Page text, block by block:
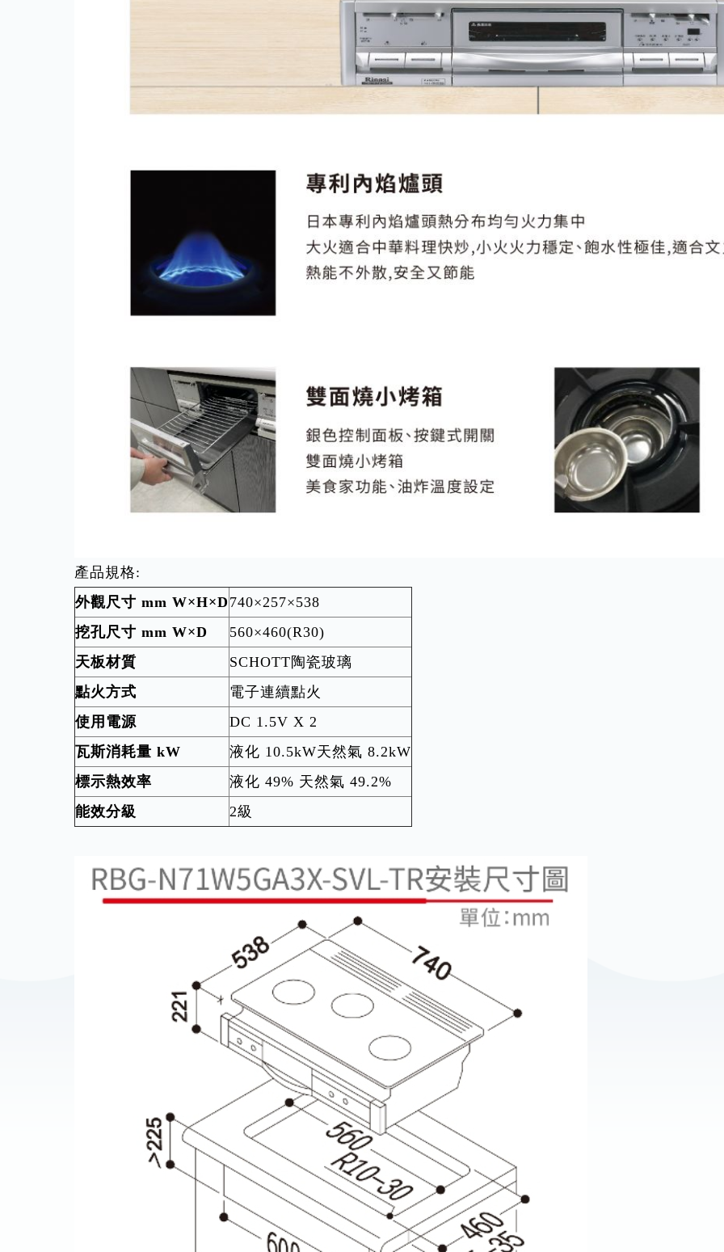
產品規格:
外觀尺寸 mm W×H×D 740×257×538
挖孔尺寸 mm W×D
560×460(R30)
天板材質
SCHOTT陶瓷玻璃
點火方式
電子連續點火
使用電源
DC 1.5V X 2
瓦斯消耗量 kW
液化 10.5kW天然氣 8.2kW
標示熱效率
液化 49% 天然氣 49.2%
能效分級
2級